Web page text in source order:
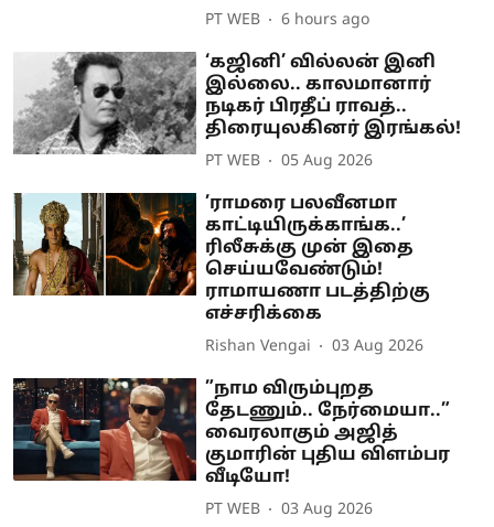
PT WEB 6 hours ago
‘கஜினி’ வில்லன் இனி
இல்லை.. காலமானார்
நடிகர் பிரதீப் ராவத்..
திரையுலகினர் இரங்கல்!
PT WEB 05 Aug 2026
’ராமரை பலவீனமா
காட்டியிருக்காங்க..’
ரிலீசுக்கு முன் இதை
செய்யவேண்டும்!
ராமாயணா படத்திற்கு
எச்சரிக்கை
Rishan Vengai 03 Aug 2026
”நாம விரும்புறத
தேடணும்.. நேர்மையா..”
வைரலாகும் அஜித்
குமாரின் புதிய விளம்பர
வீடியோ!
PT WEB 03 Aug 2026